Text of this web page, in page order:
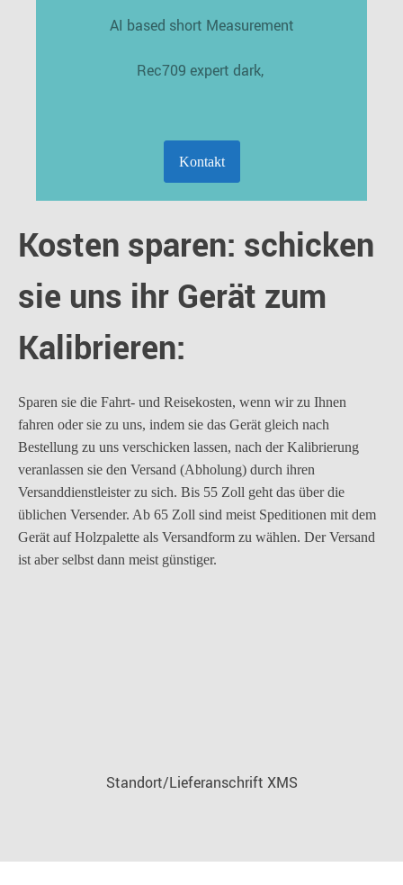
AI based short Measurement
Rec709 expert dark,
Kontakt
Kosten sparen: schicken
sie uns ihr Gerät zum
Kalibrieren:
Sparen sie die Fahrt- und Reisekosten, wenn wir zu Ihnen
fahren oder sie zu uns, indem sie das Gerät gleich nach
Bestellung zu uns verschicken lassen, nach der Kalibrierung
veranlassen sie den Versand (Abholung) durch ihren
Versanddienstleister zu sich. Bis 55 Zoll geht das über die
üblichen Versender. Ab 65 Zoll sind meist Speditionen mit dem
Gerät auf Holzpalette als Versandform zu wählen. Der Versand
ist aber selbst dann meist günstiger.
Standort/Lieferanschrift XMS